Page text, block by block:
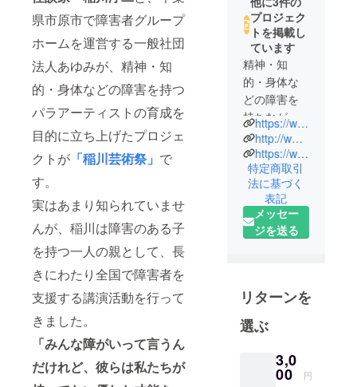
県市原市で障害者グループ
ホームを運営する一般社団
法人あゆみが、精神・知
的・身体などの障害を持つ
パラアーティストの育成を
目的に立ち上げたプロジェ
クトが 「稲川芸術祭」 で
す。
実はあまり知られていませ
んが、稲川は障害のある子
を持つ一人の親として、長
きにわたり全国で障害者を
支援する講演活動を行って
きました。
「みんな障がいって言うん
だけれど、彼らは私たちが
プロジェク
トを掲載し
ています
精神・知
的・身体な
どの障害を
持ちなが
ら、優れた
才能を秘め
るパラアー
ティストの
育成を目的
に立ち上
がったプロ
祭】
障害のある
子を持つ一
て、長きに
わたり障害
https://www.inagawa-art-festival.com/
http://www.inagawa-kaidan.com/
https://www.ayumi55.com/
特定商取引
法に基づく
表記
メッセー
ジを送る
リターンを
選ぶ
3,0
00 円